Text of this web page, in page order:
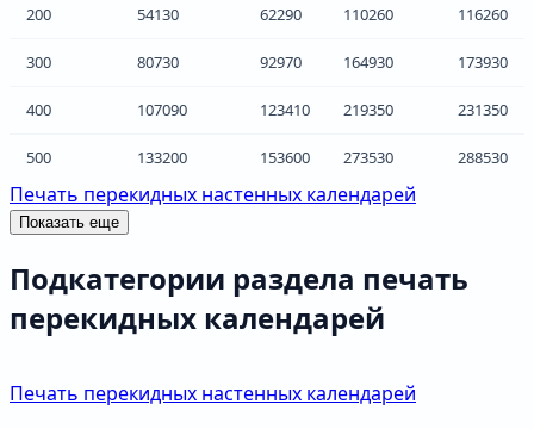
200 54130 62290 110260 116260
300 80730 92970 164930 173930
400 107090 123410 219350 231350
500 133200 153600 273530 288530
Печать перекидных настенных календарей
Показать еще
Подкатегории раздела печать
перекидных календарей
Печать перекидных настенных календарей